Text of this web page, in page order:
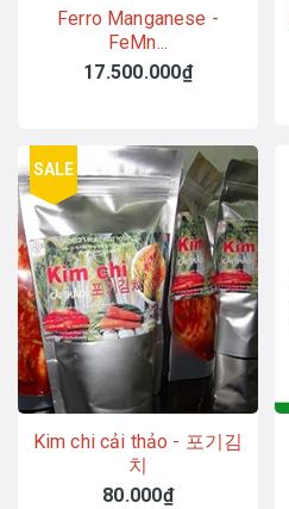
Ferro Manganese -
FeMn...
17.500.000₫
SALE
Kim chi cải thảo - 포기김
치
80.000₫